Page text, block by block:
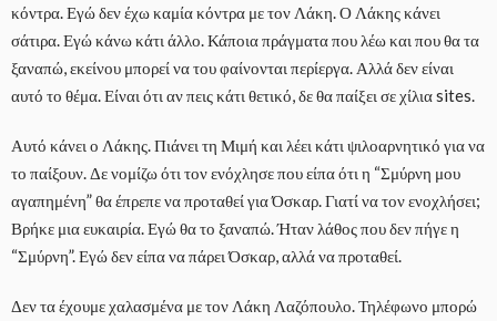
κόντρα. Εγώ δεν έχω καμία κόντρα με τον Λάκη. Ο Λάκης κάνει
σάτιρα. Εγώ κάνω κάτι άλλο. Κάποια πράγματα που λέω και που θα τα
ξαναπώ, εκείνου μπορεί να του φαίνονται περίεργα. Αλλά δεν είναι
αυτό το θέμα. Είναι ότι αν πεις κάτι θετικό, δε θα παίξει σε χίλια sites.
Αυτό κάνει ο Λάκης. Πιάνει τη Μιμή και λέει κάτι ψιλοαρνητικό για να
το παίξουν. Δε νομίζω ότι τον ενόχλησε που είπα ότι η “Σμύρνη μου
αγαπημένη” θα έπρεπε να προταθεί για Όσκαρ. Γιατί να τον ενοχλήσει;
Βρήκε μια ευκαιρία. Εγώ θα το ξαναπώ. Ήταν λάθος που δεν πήγε η
“Σμύρνη”. Εγώ δεν είπα να πάρει Όσκαρ, αλλά να προταθεί.
Δεν τα έχουμε χαλασμένα με τον Λάκη Λαζόπουλο. Τηλέφωνο μπορώ